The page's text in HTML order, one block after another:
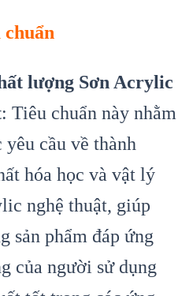
lượng Sơn Acrylic
: Tiêu chuẩn này nhằm
cầu về thành
hóa học và vật lý
nghệ thuật, giúp
sản phẩm đáp ứng
của người sử dụng